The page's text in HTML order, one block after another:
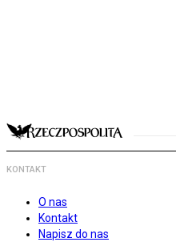
KONTAKT
O nas
Kontakt
Napisz do nas